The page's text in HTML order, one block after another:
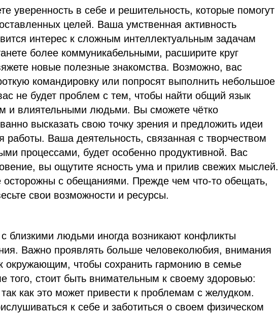
уверенность в себе и решительность, которые помогут
целей. Ваша умственная активность
интерес к сложным интеллектуальным задачам
более коммуникабельными, расширите круг
новые полезные знакомства. Возможно, вас
командировку или попросят выполнить небольшое
не будет проблем с тем, чтобы найти общий язык
и влиятельными людьми. Вы сможете чётко
высказать свою точку зрения и предложить идеи
работы. Ваша деятельность, связанная с творчеством
процессами, будет особенно продуктивной. Вас
вы ощутите ясность ума и прилив свежих мыслей.
осторожны с обещаниями. Прежде чем что-то обещать,
свои возможности и ресурсы.
близкими людьми иногда возникают конфликты
Важно проявлять больше человеколюбия, внимания
окружающим, чтобы сохранить гармонию в семье
того, стоит быть внимательным к своему здоровью:
как это может привести к проблемам с желудком.
к себе и заботиться о своем физическом